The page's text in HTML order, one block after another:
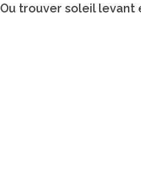
Ou trouver soleil levant